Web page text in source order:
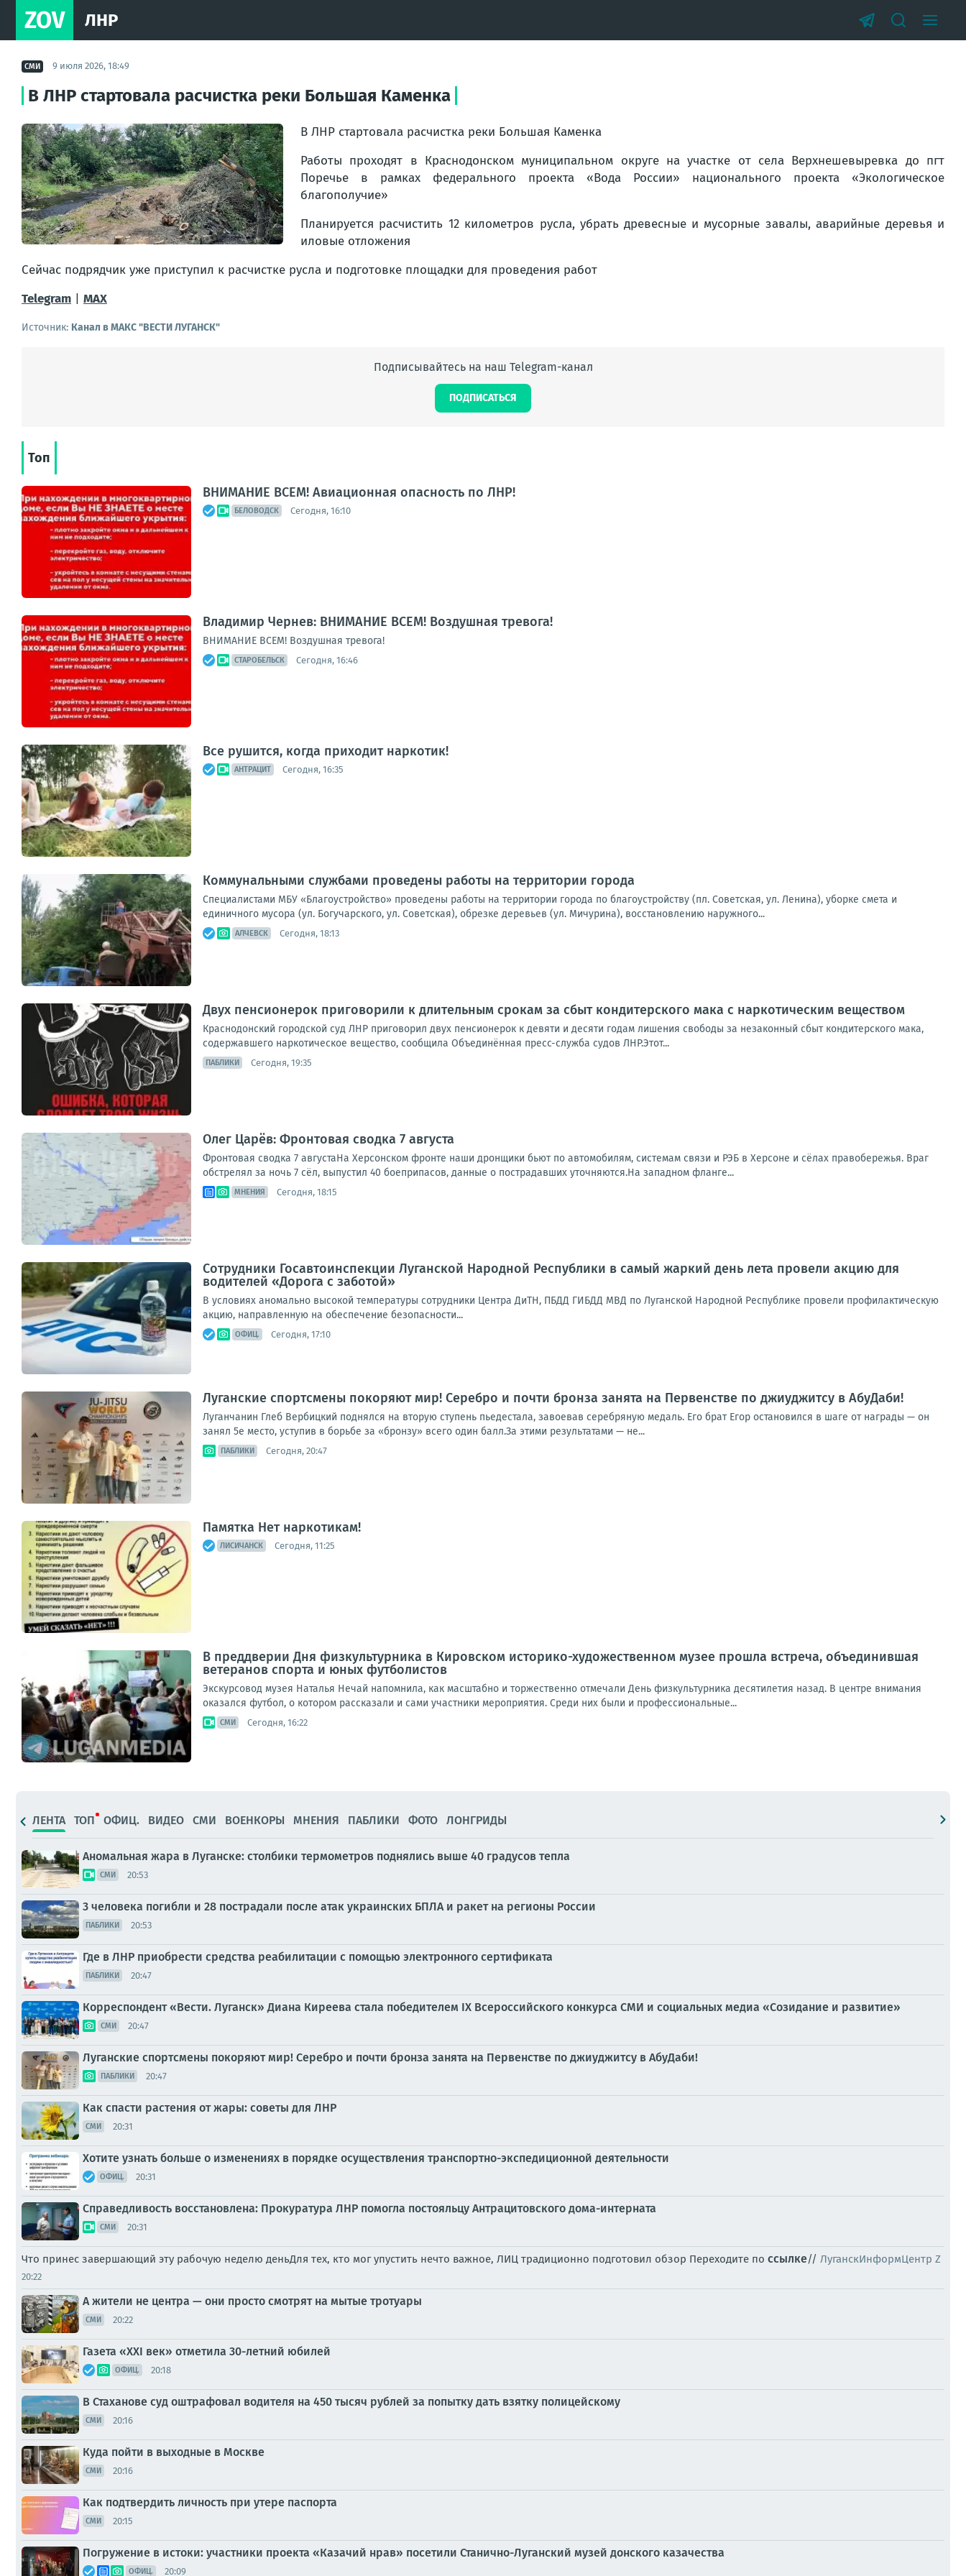
ZOV ЛНР
СМИ 9 июля 2026, 18:49
В ЛНР стартовала расчистка реки Большая Каменка
В ЛНР стартовала расчистка реки Большая Каменка
Работы проходят в Краснодонском муниципальном округе на участке от села Верхнешевыревка до пгт
Поречье в рамках федерального проекта «Вода России» национального проекта «Экологическое
благополучие»
Планируется расчистить 12 километров русла, убрать древесные и мусорные завалы, аварийные деревья и
иловые отложения
Сейчас подрядчик уже приступил к расчистке русла и подготовке площадки для проведения работ
Telegram
MAX
Источник: Канал в МАКС "ВЕСТИ ЛУГАНСК"
Подписывайтесь на наш Telegram-канал
ПОДПИСАТЬСЯ
Топ
ВНИМАНИЕ ВСЕМ! Авиационная опасность по ЛНР!
БЕЛОВОДСК Сегодня, 16:10
Владимир Чернев: ВНИМАНИЕ ВСЕМ! Воздушная тревога!
ВНИМАНИЕ ВСЕМ! Воздушная тревога!
СТАРОБЕЛЬСК Сегодня, 16:46
Все рушится, когда приходит наркотик!
АНТРАЦИТ Сегодня, 16:35
Коммунальными службами проведены работы на территории города
Специалистами МБУ «Благоустройство» проведены работы на территории города по благоустройству (пл. Советская, ул. Ленина), уборке смета и
единичного мусора (ул. Богучарского, ул. Советская), обрезке деревьев (ул. Мичурина), восстановлению наружного...
АЛЧЕВСК Сегодня, 18:13
Двух пенсионерок приговорили к длительным срокам за сбыт кондитерского мака с наркотическим веществом
Краснодонский городской суд ЛНР приговорил двух пенсионерок к девяти и десяти годам лишения свободы за незаконный сбыт кондитерского мака,
содержавшего наркотическое вещество, сообщила Объединённая пресс-служба судов ЛНР.Этот...
ПАБЛИКИ Сегодня, 19:35
Олег Царёв: Фронтовая сводка 7 августа
Фронтовая сводка 7 августаНа Херсонском фронте наши дронщики бьют по автомобилям, системам связи и РЭБ в Херсоне и сёлах правобережья. Враг
обстрелял за ночь 7 сёл, выпустил 40 боеприпасов, данные о пострадавших уточняются.На западном фланге...
МНЕНИЯ Сегодня, 18:15
Сотрудники Госавтоинспекции Луганской Народной Республики в самый жаркий день лета провели акцию для
водителей «Дорога с заботой»
В условиях аномально высокой температуры сотрудники Центра ДиТН, ПБДД ГИБДД МВД по Луганской Народной Республике провели профилактическую
акцию, направленную на обеспечение безопасности...
ОФИЦ. Сегодня, 17:10
Луганские спортсмены покоряют мир! Серебро и почти бронза занята на Первенстве по джиуджитсу в АбуДаби!
Луганчанин Глеб Вербицкий поднялся на вторую ступень пьедестала, завоевав серебряную медаль. Его брат Егор остановился в шаге от награды — он
занял 5е место, уступив в борьбе за «бронзу» всего один балл.За этими результатами — не...
ПАБЛИКИ Сегодня, 20:47
Памятка Нет наркотикам!
ЛИСИЧАНСК Сегодня, 11:25
В преддверии Дня физкультурника в Кировском историко-художественном музее прошла встреча, объединившая
ветеранов спорта и юных футболистов
Экскурсовод музея Наталья Нечай напомнила, как масштабно и торжественно отмечали День физкультурника десятилетия назад. В центре внимания
оказался футбол, о котором рассказали и сами участники мероприятия. Среди них были и профессиональные...
СМИ Сегодня, 16:22
ЛЕНТА ТОП ОФИЦ. ВИДЕО СМИ ВОЕНКОРЫ МНЕНИЯ ПАБЛИКИ ФОТО ЛОНГРИДЫ
Аномальная жара в Луганске: столбики термометров поднялись выше 40 градусов тепла
СМИ 20:53
3 человека погибли и 28 пострадали после атак украинских БПЛА и ракет на регионы России
ПАБЛИКИ 20:53
Где в ЛНР приобрести средства реабилитации с помощью электронного сертификата
ПАБЛИКИ 20:47
Корреспондент «Вести. Луганск» Диана Киреева стала победителем IX Всероссийского конкурса СМИ и социальных медиа «Созидание и развитие»
СМИ 20:47
Луганские спортсмены покоряют мир! Серебро и почти бронза занята на Первенстве по джиуджитсу в АбуДаби!
ПАБЛИКИ 20:47
Как спасти растения от жары: советы для ЛНР
СМИ 20:31
Хотите узнать больше о изменениях в порядке осуществления транспортно-экспедиционной деятельности
ОФИЦ. 20:31
Справедливость восстановлена: Прокуратура ЛНР помогла постояльцу Антрацитовского дома-интерната
СМИ 20:31
Что принес завершающий эту рабочую неделю деньДля тех, кто мог упустить нечто важное, ЛИЦ традиционно подготовил обзор Переходите по ссылке// ЛуганскИнформЦентр Z
20:22
А жители не центра — они просто смотрят на мытые тротуары
СМИ 20:22
Газета «XXI век» отметила 30-летний юбилей
ОФИЦ. 20:18
В Стаханове суд оштрафовал водителя на 450 тысяч рублей за попытку дать взятку полицейскому
СМИ 20:16
Куда пойти в выходные в Москве
СМИ 20:16
Как подтвердить личность при утере паспорта
СМИ 20:15
Погружение в истоки: участники проекта «Казачий нрав» посетили Станично-Луганский музей донского казачества
ОФИЦ. 20:09